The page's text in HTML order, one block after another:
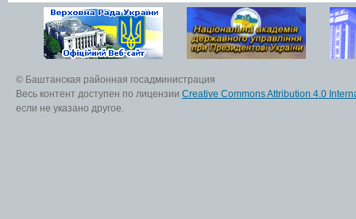
© Баштанская районная госадминистрация
Весь контент доступен по лицензии Creative Commons Attribution 4.0
если не указано другое.